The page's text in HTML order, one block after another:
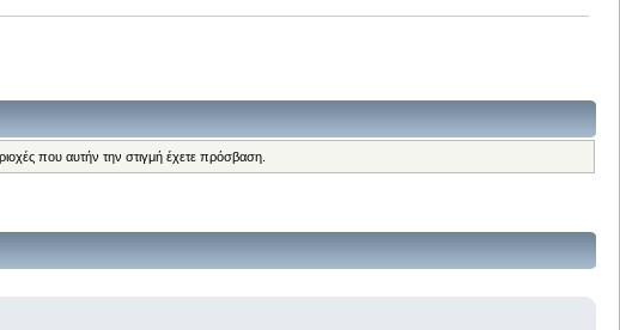
που αυτήν την στιγμή έχετε πρόσβαση.